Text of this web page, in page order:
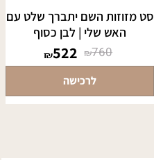
סט מזוזות השם יתברך שלט עם
האש שלי | לבן כסוף
₪760
₪522
לרכישה